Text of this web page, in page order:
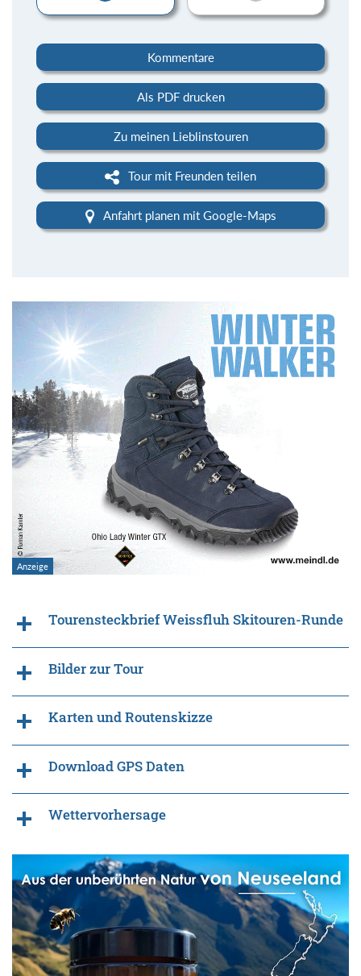
Kommentare
Als PDF drucken
Zu meinen Lieblinstouren
Tour mit Freunden teilen
Anfahrt planen mit Google-Maps
Tourensteckbrief Weissfluh Skitouren-Runde
Bilder zur Tour
Karten und Routenskizze
Download GPS Daten
Wettervorhersage